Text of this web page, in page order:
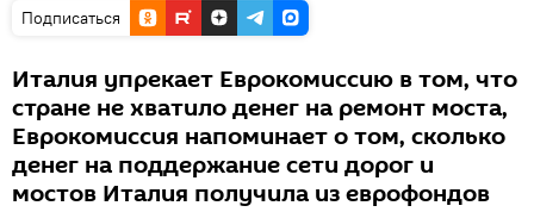
Подписаться
Италия упрекает Еврокомиссию в том, что
стране не хватило денег на ремонт моста,
Еврокомиссия напоминает о том, сколько
денег на поддержание сети дорог и
мостов Италия получила из еврофондов